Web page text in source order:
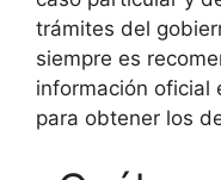
trámites del
siempre es
información oficial
para obtener los